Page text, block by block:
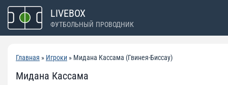
Перейти
содержимому
LIVEBOX
ФУТБОЛЬНЫЙ ПРОВОДНИК
Главная » Игроки » Мидана Кассама (Гвинея-Биссау)
Мидана Кассама